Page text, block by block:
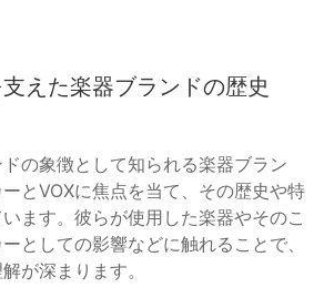
えた楽器ブランドの歴史
の象徴として知られる楽器ブラン
とVOXに焦点を当て、その歴史や特
ます。彼らが使用した楽器やそのこ
としての影響などに触れることで、
が深まります。